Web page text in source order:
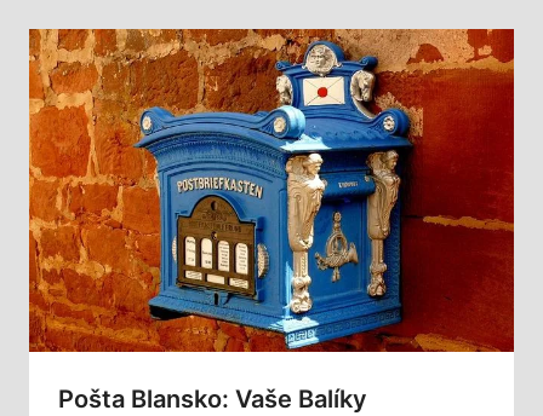
Pošta Blansko: Vaše Balíky